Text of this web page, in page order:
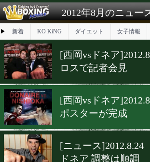
試合日程 試合結果 練習動画
2012年8月のニ
▶ 新着 KO KiNG ダイエット
[西岡vsドネア
ロスで記者会見
[西岡vsドネア